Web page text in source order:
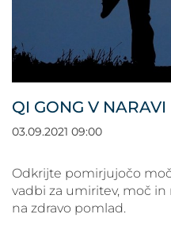
POVEČAJ PISAVO
POMANJŠAJ PISAVO
OZNAČI NASLOVE
OZNAČI POVEZAVE
PODČRTAJ POVEZAVE
QI GONG V NARAVI
03.09.2021 09:00
Odkrijte pomirjujočo
vadbi za umiritev, moč
na zdravo pomlad.